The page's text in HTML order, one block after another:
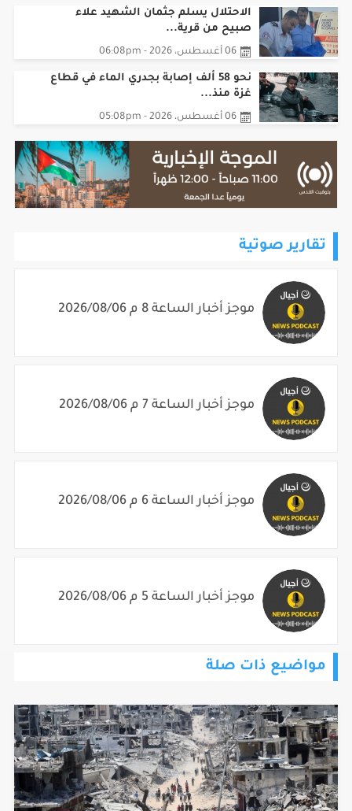
الاحتلال يسلم جثمان الشهيد علاء
صبيح من قرية...
06 أغسطس، 2026 - 06:08pm
نحو 58 ألف إصابة بجدري الماء في قطاع
غزة منذ...
06 أغسطس، 2026 - 05:08pm
تقارير صوتية
موجز أخبار الساعة 8 م 2026/08/06
موجز أخبار الساعة 7 م 2026/08/06
موجز أخبار الساعة 6 م 2026/08/06
موجز أخبار الساعة 5 م 2026/08/06
مواضيع ذات صلة